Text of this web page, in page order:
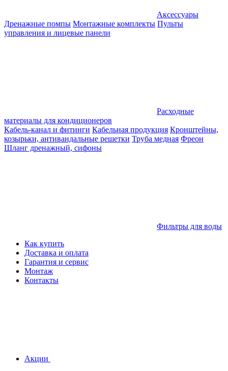
Аксессуары
Дренажные помпы Монтажные комплекты Пульты
управления и лицевые панели
Расходные
материалы для кондиционеров
Кабель-канал и фитинги Кабельная продукция Кронштейны,
козырьки, антивандальные решетки Труба медная Фреон
Шланг дренажный, сифоны
Фильтры для воды
Как купить
Доставка и оплата
Гарантия и сервис
Монтаж
Контакты
Акции